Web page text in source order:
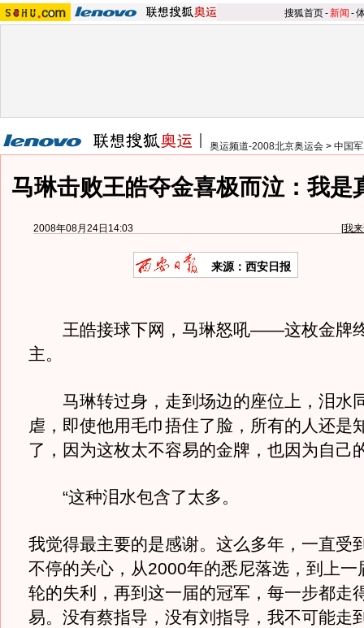
搜狐首页-新闻 -
奥运频道-2008北京奥运会 > 中国
马琳击败王皓夺金喜极而泣：我是
2008年08月24日14:03 [我
来源：西安日报
王皓接球下网，马琳怒吼——这枚金牌
主。
马琳转过身，走到场边的座位上，泪水
虐，即使他用毛巾捂住了脸，所有的人还是
了，因为这枚太不容易的金牌，也因为自己
“这种泪水包含了太多。
我觉得最主要的是感谢。这么多年，一直受
不停的关心，从2000年的悉尼落选，到上一
轮的失利，再到这一届的冠军，每一步都走
易。没有蔡指导，没有刘指导，我不可能走